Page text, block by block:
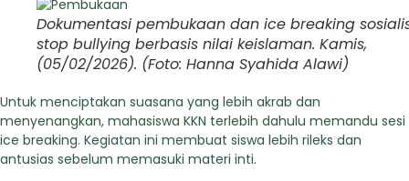
Dokumentasi pembukaan dan ice breaking
stop bullying berbasis nilai keislaman. Kamis,
(05/02/2026). (Foto: Hanna Syahida Alawi)
Untuk menciptakan suasana yang lebih akrab dan
menyenangkan, mahasiswa KKN terlebih dahulu memandu sesi
ice breaking. Kegiatan ini membuat siswa lebih rileks dan
antusias sebelum memasuki materi inti.